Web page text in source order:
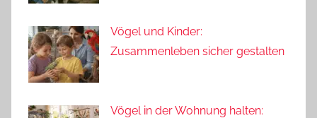
Vögel und Kinder:
Zusammenleben sicher gestalten
Vögel in der Wohnung halten: